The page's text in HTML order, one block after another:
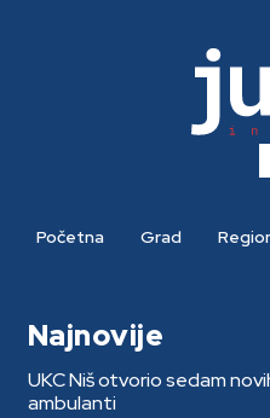
Početna Grad
Najnovije
UKC Niš otvorio sedam
ambulanti